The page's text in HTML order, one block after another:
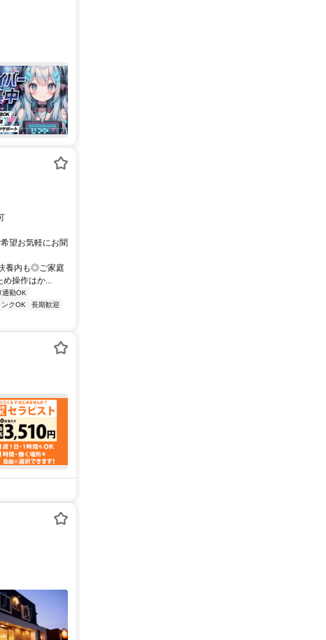
望お気軽にお聞
養内も◎ご家庭
め操作はか...
通勤OK
ンクOK
長期歓迎